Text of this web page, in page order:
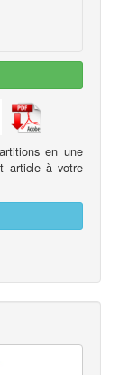
en une
article à votre